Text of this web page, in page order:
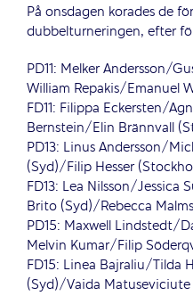
På onsdagen korades de
dubbelturneringen, efter
PD11: Melker Andersson/
William Repakis/Emanuel
FD11: Filippa Eckersten/
Bernstein/Elin Brännvall
PD13: Linus Andersson/
(Syd)/Filip Hesser
FD13: Lea Nilsson/Jessica
Brito (Syd)/Rebecca
PD15: Maxwell Lindstedt/
Melvin Kumar/Filip
FD15: Linea Bajraliu/Tilda
(Syd)/Vaida